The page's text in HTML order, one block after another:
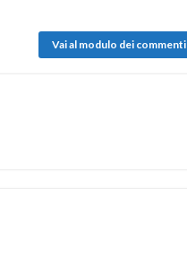
Vai al modulo dei commenti